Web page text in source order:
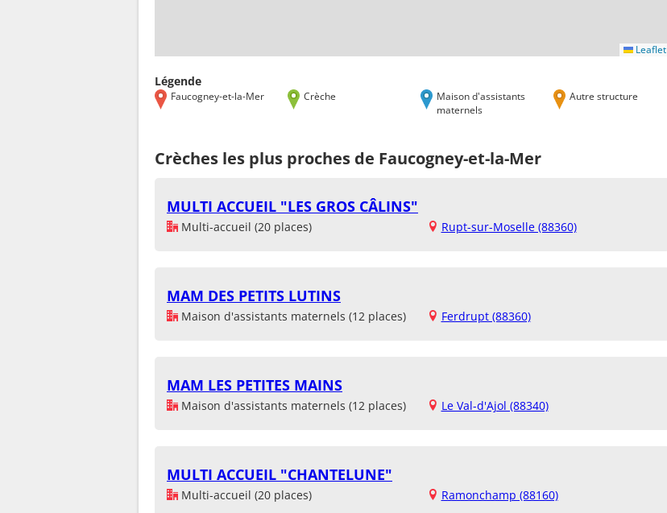
Leaflet
Légende
Faucogney-et-la-Mer Crèche
Maison d'assistants
maternels
Autre structure
Crèches les plus proches de Faucogney-et-la-Mer
MULTI ACCUEIL "LES GROS CÂLINS"
Multi-accueil (20 places) Rupt-sur-Moselle (88360)
MAM DES PETITS LUTINS
Maison d'assistants maternels (12 places) Ferdrupt (88360)
MAM LES PETITES MAINS
Maison d'assistants maternels (12 places) Le Val-d'Ajol (88340)
MULTI ACCUEIL "CHANTELUNE"
Multi-accueil (20 places) Ramonchamp (88160)